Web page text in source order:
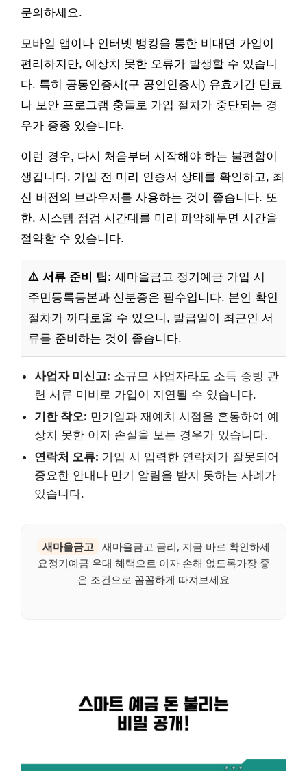
문의하세요.
모바일 앱이나 인터넷 뱅킹을 통한 비대면 가입이
편리하지만, 예상치 못한 오류가 발생할 수 있습니
다. 특히 공동인증서(구 공인인증서) 유효기간 만료
나 보안 프로그램 충돌로 가입 절차가 중단되는 경
우가 종종 있습니다.
이런 경우, 다시 처음부터 시작해야 하는 불편함이
생깁니다. 가입 전 미리 인증서 상태를 확인하고, 최
신 버전의 브라우저를 사용하는 것이 좋습니다. 또
한, 시스템 점검 시간대를 미리 파악해두면 시간을
절약할 수 있습니다.
⚠️ 서류 준비 팁: 새마을금고 정기예금 가입 시
주민등록등본과 신분증은 필수입니다. 본인 확인
절차가 까다로울 수 있으니, 발급일이 최근인 서
류를 준비하는 것이 좋습니다.
사업자 미신고: 소규모 사업자라도 소득 증빙 관
련 서류 미비로 가입이 지연될 수 있습니다.
기한 착오: 만기일과 재예치 시점을 혼동하여 예
상치 못한 이자 손실을 보는 경우가 있습니다.
연락처 오류: 가입 시 입력한 연락처가 잘못되어
중요한 안내나 만기 알림을 받지 못하는 사례가
있습니다.
새마을금고 새마을금고 금리, 지금 바로 확인하세
요정기예금 우대 혜택으로 이자 손해 없도록가장 좋
은 조건으로 꼼꼼하게 따져보세요